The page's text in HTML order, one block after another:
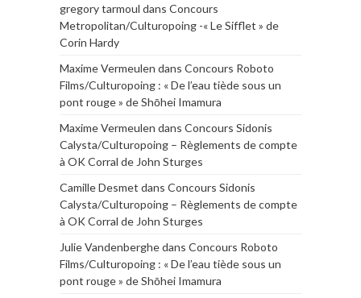
gregory tarmoul dans Concours
Metropolitan/Culturopoing -« Le Sifflet » de
Corin Hardy
Maxime Vermeulen dans Concours Roboto
Films/Culturopoing : « De l’eau tiède sous un
pont rouge » de Shōhei Imamura
Maxime Vermeulen dans Concours Sidonis
Calysta/Culturopoing – Règlements de compte
à OK Corral de John Sturges
Camille Desmet dans Concours Sidonis
Calysta/Culturopoing – Règlements de compte
à OK Corral de John Sturges
Julie Vandenberghedans Concours Roboto
Films/Culturopoing : « De l’eau tiède sous un
pont rouge » de Shōhei Imamura